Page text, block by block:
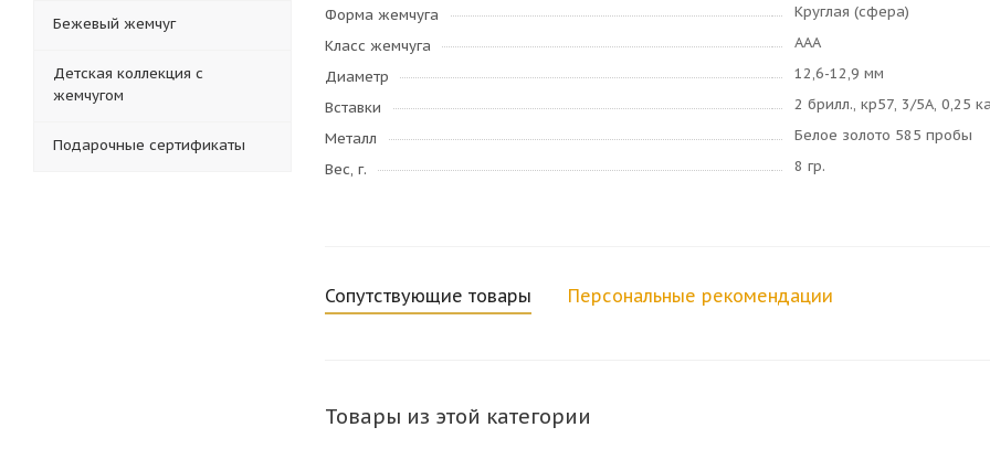
Форма жемчуга
Круглая (сфера)
Класс жемчуга
AAA
Диаметр
12,6-12,9 мм
Вставки
2 брилл., кр57, 3/5А, 0,25
Металл
Белое золото 585 пробы
Вес, г.
8 гр.
Сопутствующие товары Персональные рекомендации
Товары из этой категории
Бежевый жемчуг
Детская коллекция с
жемчугом
Подарочные сертификаты